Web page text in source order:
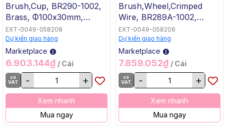
Brush,Cup, BR290-1002,
Brass, Φ100x30mm,
WEDO, Non-Sparking
EXT-0049-058208
Dự kiến giao hàng
Marketplace
6.903.144₫ / Cái
có
VAT
- +
Xem nhanh
Mua ngay
Brush,Wheel,Crimped
Wire, BR289A-1002,
Brass, Φ125x15mm,
WEDO, Non-Sparking
EXT-0049-058206
Dự kiến giao hàng
Marketplace
7.859.052₫ / Cái
có
VAT
- +
Xem nhanh
Mua ngay